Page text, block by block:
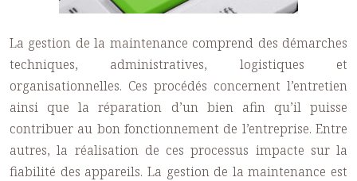
La gestion de la maintenance comprend des démarches
techniques, administratives, logistiques et
organisationnelles. Ces procédés concernent l’entretien
ainsi que la réparation d’un bien afin qu’il puisse
contribuer au bon fonctionnement de l’entreprise. Entre
autres, la réalisation de ces processus impacte sur la
fiabilité des appareils. La gestion de la maintenance est